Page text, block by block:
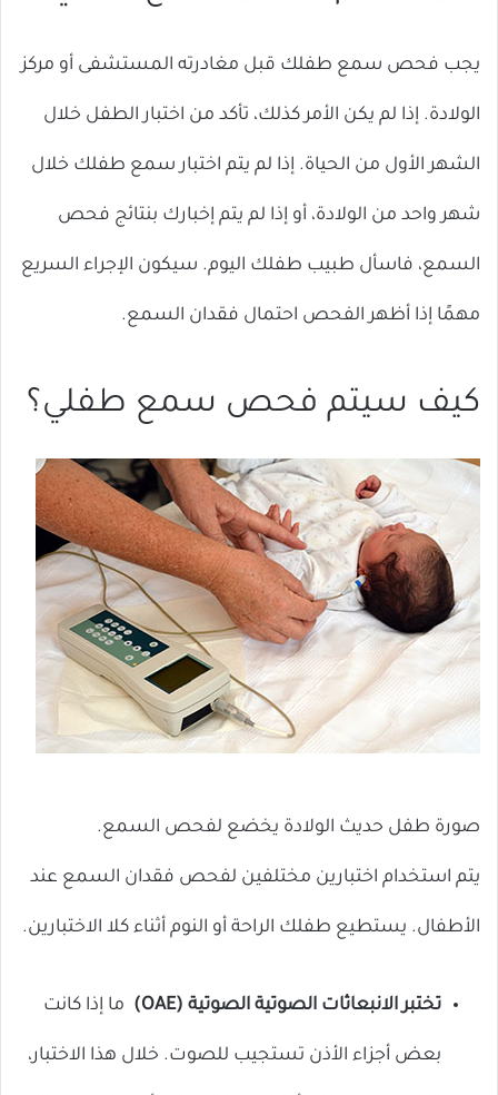
يجب فحص سمع طفلك قبل مغادرته المستشفى أو مركز
الولادة. إذا لم يكن الأمر كذلك، تأكد من اختبار الطفل خلال
الشهر الأول من الحياة. إذا لم يتم اختبار سمع طفلك خلال
شهر واحد من الولادة، أو إذا لم يتم إخبارك بنتائج فحص
السمع، فاسأل طبيب طفلك اليوم. سيكون الإجراء السريع
مهمًا إذا أظهر الفحص احتمال فقدان السمع.
كيف سيتم فحص سمع طفلي؟
صورة طفل حديث الولادة يخضع لفحص السمع.
يتم استخدام اختبارين مختلفين لفحص فقدان السمع عند
الأطفال. يستطيع طفلك الراحة أو النوم أثناء كلا الاختبارين.
تختبر الانبعاثات الصوتية الصوتية (OAE) ما إذا كانت
بعض أجزاء الأذن تستجيب للصوت. خلال هذا الاختبار،